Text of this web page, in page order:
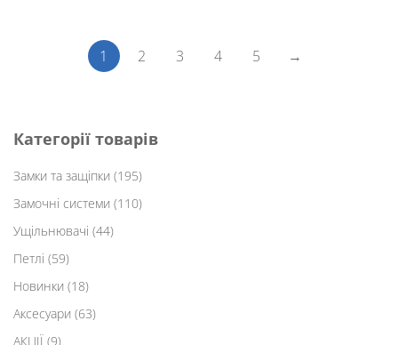
1 2 3 4 5 →
Категорії товарів
Замки та защіпки (195)
Замочні системи (110)
Ущільнювачі (44)
Петлі (59)
Новинки (18)
Аксесуари (63)
АКЦІЇ (9)